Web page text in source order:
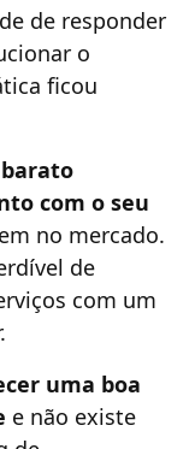
de responder
o
ficou
com o seu
no mercado.
de
com um
uma boa
e não existe